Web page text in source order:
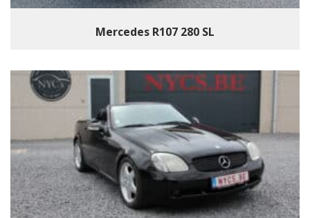
Mercedes R107 280 SL